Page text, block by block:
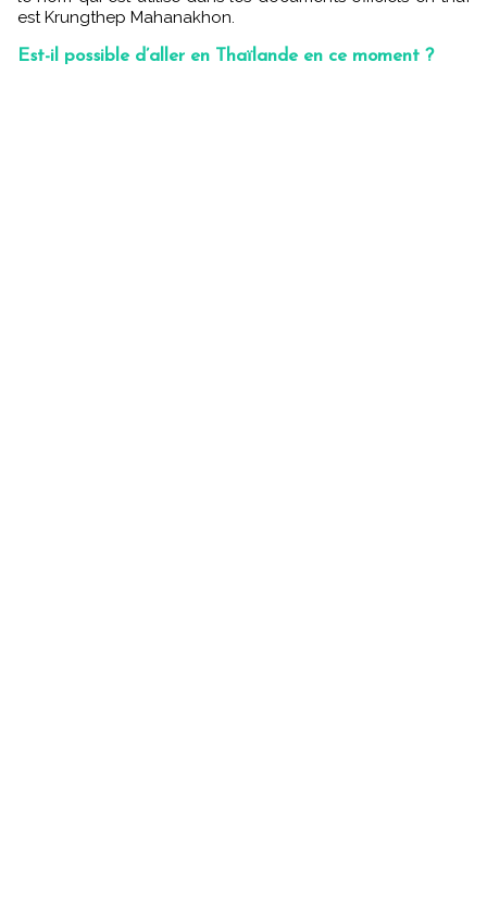
est Krungthep Mahanakhon.
Est-il possible d’aller en Thaïlande en ce moment ?